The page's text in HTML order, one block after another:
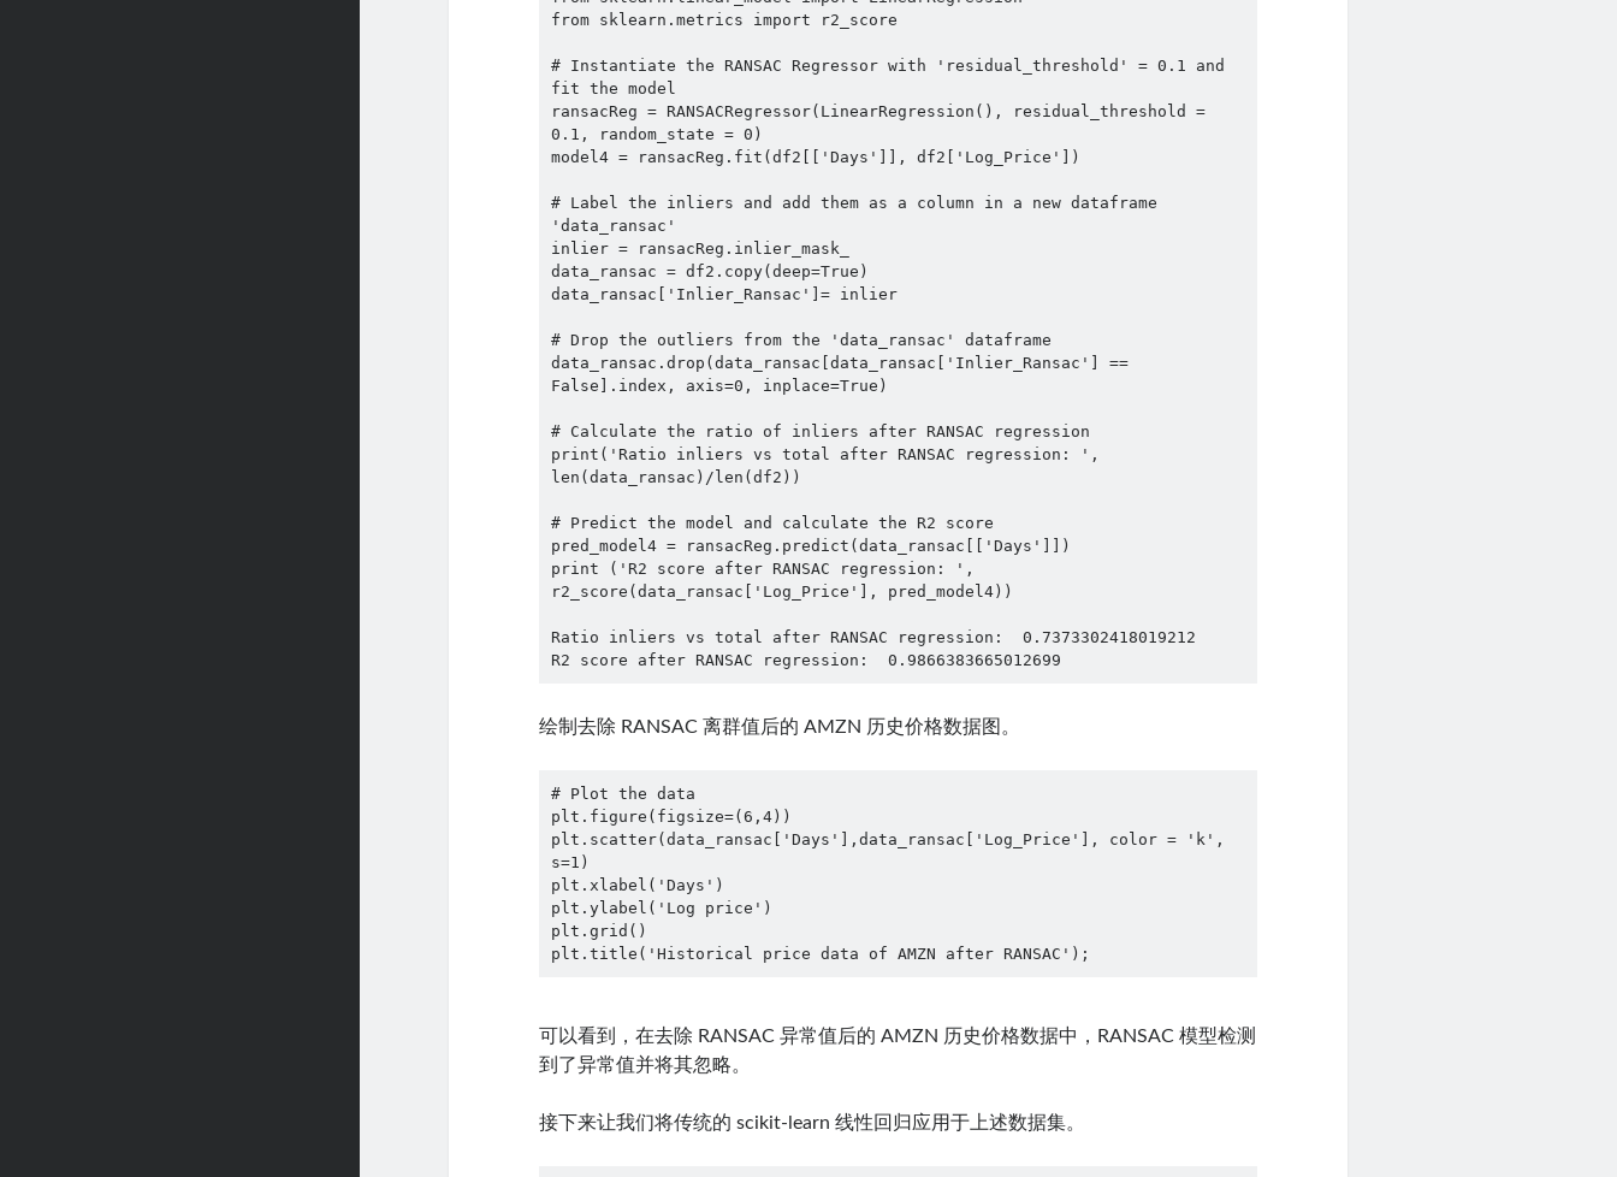
from sklearn.metrics import r2_score
# Instantiate the RANSAC Regressor with 'residual_threshold' = 0.1 and
fit the model
ransacReg = RANSACRegressor(LinearRegression(), residual_threshold =
0.1, random_state = 0)
model4 = ransacReg.fit(df2[['Days']], df2['Log_Price'])
# Label the inliers and add them as a column in a new dataframe
'data_ransac'
inlier = ransacReg.inlier_mask_
data_ransac = df2.copy(deep=True)
data_ransac['Inlier_Ransac']= inlier
# Drop the outliers from the 'data_ransac' dataframe
data_ransac.drop(data_ransac[data_ransac['Inlier_Ransac'] ==
False].index, axis=0, inplace=True)
# Calculate the ratio of inliers after RANSAC regression
print('Ratio inliers vs total after RANSAC regression: ',
len(data_ransac)/len(df2))
# Predict the model and calculate the R2 score
pred_model4 = ransacReg.predict(data_ransac[['Days']])
print ('R2 score after RANSAC regression: ',
r2_score(data_ransac['Log_Price'], pred_model4))
Ratio inliers vs total after RANSAC regression:  0.7373302418019212
R2 score after RANSAC regression:  0.9866383665012699
绘制去除 RANSAC 离群值后的 AMZN 历史价格数据图。
# Plot the data
plt.figure(figsize=(6,4))
plt.scatter(data_ransac['Days'],data_ransac['Log_Price'], color = 'k',
s=1)
plt.xlabel('Days')
plt.ylabel('Log price')
plt.grid()
plt.title('Historical price data of AMZN after RANSAC');
可以看到，在去除 RANSAC 异常值后的 AMZN 历史价格数据中，RANSAC 模型检测
到了异常值并将其忽略。
接下来让我们将传统的 scikit-learn 线性回归应用于上述数据集。